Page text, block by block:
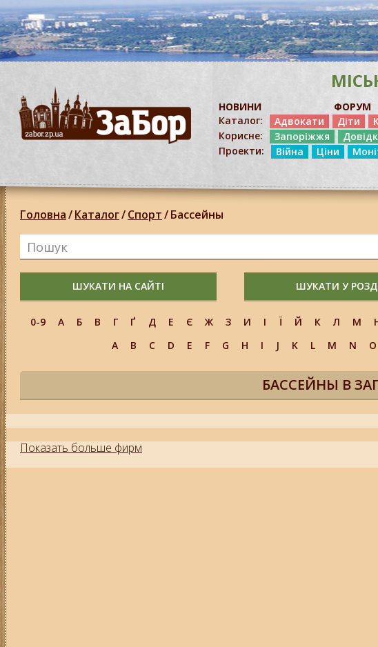
НОВИНИ ФОРУМ
Каталог:
Адвокати Діти
Корисне:
Запоріжжя
Проекти:
Війна Ціни
Головна/Каталог/Спорт/Бассейны
ШУКАТИ НА САЙТІ ШУКАТИ У
0-9 А Б В Г Ґ Д Е Є Ж З И І Ї Й К Л М
A
B C D E F G H I J K L M N O
БАССЕЙНЫ В
Показать больше фирм